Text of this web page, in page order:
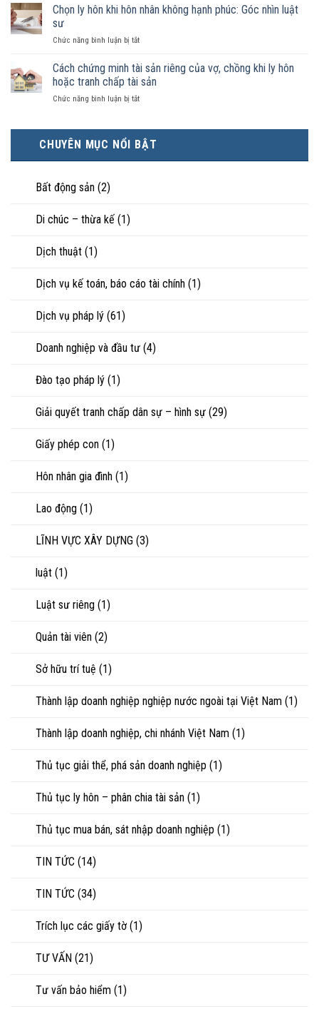
được
là
hôn
đăng
hôn
tài
sản
nào?
phải
điều
kinh
tế
hơn
trực
tiếp
nuôi
Chọn ly hôn khi hôn nhân không hạnh phúc: Góc nhìn luật
sư
Chức năng bình luận bị tắtở
ly
hôn
khi
hôn
hạnh
phúc:
Góc
Cách chứng minh tài sản riêng của vợ, chồng khi ly hôn
hoặc tranh chấp tài sản
Chức năng bình luận bị tắtở
tài
sản
chấp
CHUYÊN MỤC NỔI BẬT
Bất động sản (2)
Di chúc – thừa kế (1)
Dịch thuật (1)
Dịch vụ kế toán, báo cáo tài chính (1)
Dịch vụ pháp lý (61)
Doanh nghiệp và đầu tư (4)
Đào tạo pháp lý (1)
Giải quyết tranh chấp dân sự – hình sự (29)
Giấy phép con (1)
Hôn nhân gia đình (1)
Lao động (1)
LĨNH VỰC XÂY DỰNG (3)
luật (1)
Luật sư riêng (1)
Quản tài viên (2)
Sở hữu trí tuệ (1)
Thành lập doanh nghiệp nghiệp nước ngoài tại Việt Nam (1)
Thành lập doanh nghiệp, chi nhánh Việt Nam (1)
Thủ tục giải thể, phá sản doanh nghiệp (1)
Thủ tục ly hôn – phân chia tài sản (1)
Thủ tục mua bán, sát nhập doanh nghiệp (1)
TIN TỨC (14)
TIN TỨC (34)
Trích lục các giấy tờ (1)
TƯ VẤN (21)
Tư vấn bảo hiểm (1)